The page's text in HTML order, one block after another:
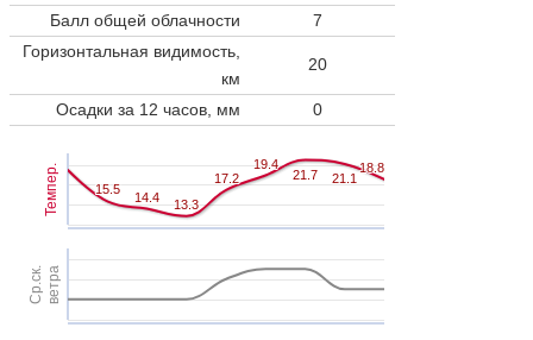
Балл общей облачности
7
Горизонтальная видимость,
км
20
Осадки за 12 часов, мм 0
Темпер.
Ср.ск.ветра
15.5
15.5
14.4
14.4 13.3
13.3
17.2
17.2
19.4
19.4
21.7
21.7 21.1
21.1
18.8
18.8